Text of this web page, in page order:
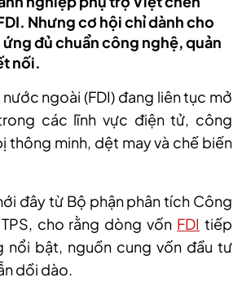
Nhưng cơ hội chỉ dành cho
đủ chuẩn công nghệ, quản
nối.
ngoài (FDI) đang liên tục mở
các lĩnh vực điện tử, công
thông minh, dệt may và chế biến
đây từ Bộ phận phân tích Công
cho rằng dòng vốn FDI tiếp
nổi bật, nguồn cung vốn đầu tư
dồi dào.